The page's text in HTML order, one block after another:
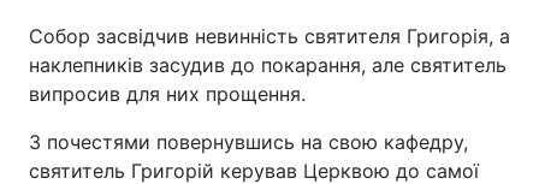
Собор засвідчив невинність святителя Григорія, а
наклепників засудив до покарання, але святитель
випросив для них прощення.
З почестями повернувшись на свою кафедру,
святитель Григорій керував Церквою до самої